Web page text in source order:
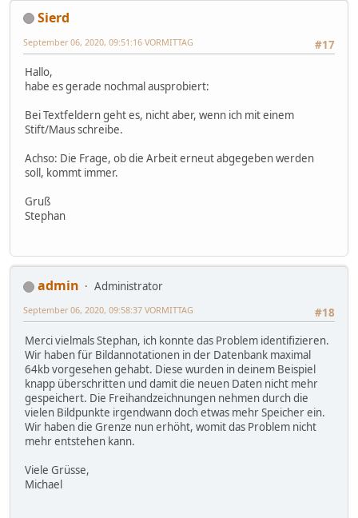
Sierd
#17
September 06, 2020, 09:51:16 VORMITTAG
Hallo,
habe es gerade nochmal ausprobiert:
Bei Textfeldern geht es, nicht aber, wenn ich mit einem
Stift/Maus schreibe.
Achso: Die Frage, ob die Arbeit erneut abgegeben werden
soll, kommt immer.
Gruß
Stephan
admin
Administrator
#18
September 06, 2020, 09:58:37 VORMITTAG
Merci vielmals Stephan, ich konnte das Problem identifizieren.
Wir haben für Bildannotationen in der Datenbank maximal
64kb vorgesehen gehabt. Diese wurden in deinem Beispiel
knapp überschritten und damit die neuen Daten nicht mehr
gespeichert. Die Freihandzeichnungen nehmen durch die
vielen Bildpunkte irgendwann doch etwas mehr Speicher ein.
Wir haben die Grenze nun erhöht, womit das Problem nicht
mehr entstehen kann.
Viele Grüsse,
Michael